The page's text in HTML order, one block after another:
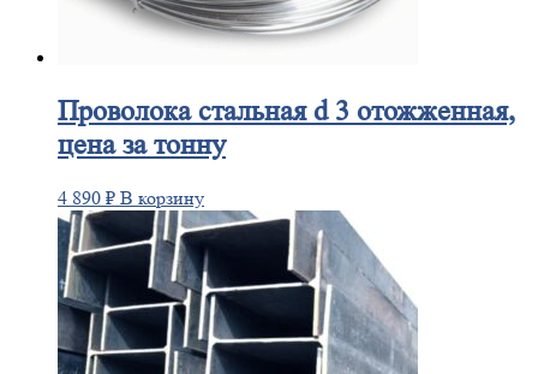
Проволокастальная d 3 отожженная,
цена за тонну
4 890 ₽ В корзину